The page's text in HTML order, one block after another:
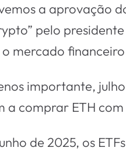
a aprovação
pelo
mercado
importante,
a comprar ETH
de 2025, os